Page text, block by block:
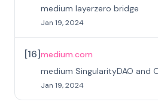
medium layerzero bridge
Jan 19, 2024
[16]medium.com
medium SingularityDAO and
Jan 19, 2024